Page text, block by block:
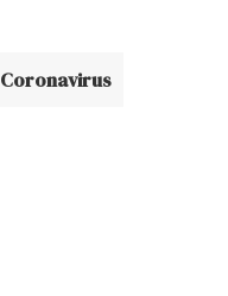
Coronavirus